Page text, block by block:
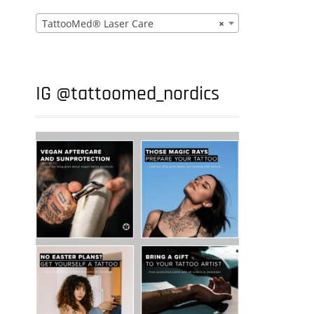
×
TattooMed® Laser Care
IG @tattoomed_nordics